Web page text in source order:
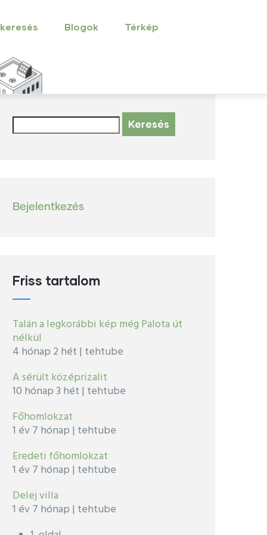
Blogok Térkép
User
account
Bejelentkezés
Friss tartalom
Talán a legkorábbi kép még Palota út
nélkül
4 hónap 2 hét | tehtube
A sérült középrizalit
10 hónap 3 hét | tehtube
Főhomlokzat
1 év 7 hónap | tehtube
Eredeti főhomlokzat
1 év 7 hónap | tehtube
Delej villa
1 év 7 hónap | tehtube